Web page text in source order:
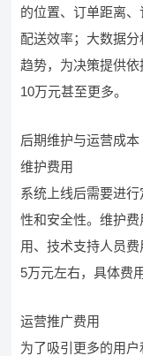
的位置、订单距离、
配送效率；大数据
趋势，为决策提供
10万元甚至更多。
后期维护与运营成本
维护费用
系统上线后需要进
性和安全性。维护
用、技术支持人员
5万元左右，具体费
运营推广费用
为了吸引更多的用